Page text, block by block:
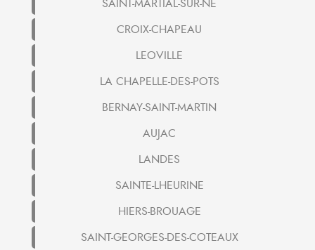
SAINT-MARTIAL-SUR-NE
CROIX-CHAPEAU
LEOVILLE
LA CHAPELLE-DES-POTS
BERNAY-SAINT-MARTIN
AUJAC
LANDES
SAINTE-LHEURINE
HIERS-BROUAGE
SAINT-GEORGES-DES-COTEAUX